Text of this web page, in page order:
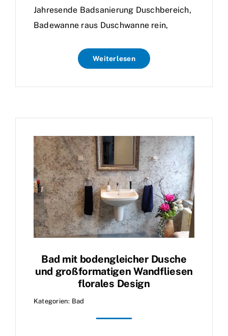
Jahresende Badsanierung Duschbereich,
Badewanne raus Duschwanne rein,
Weiterlesen
Bad mit bodengleicher Dusche
und großformatigen Wandfliesen
florales Design
Kategorien: Bad